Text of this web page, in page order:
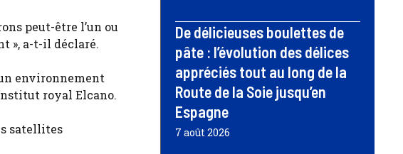
peut-être l’un ou
», a-t-il déclaré.
environnement
royal Elcano.
satellites
De délicieuses boulettes de
pâte : l’évolution des délices
appréciés tout au long de la
Route de la Soie jusqu’en
Espagne
7 août 2026